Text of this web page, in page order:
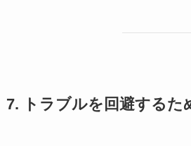
7. トラブルを回避するた